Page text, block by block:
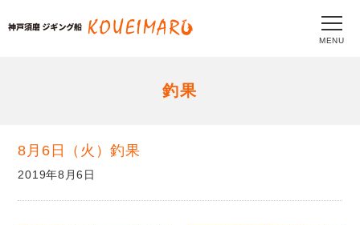
MENU
釣果
8月6日（火）釣果
2019年8月6日